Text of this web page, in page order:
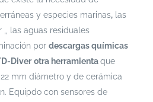
y especies marinas,las
las aguas residuales
por descargas químicas
Diver otra herramientaque
mm diámetro y de cerámica
Equipdo con sensores de